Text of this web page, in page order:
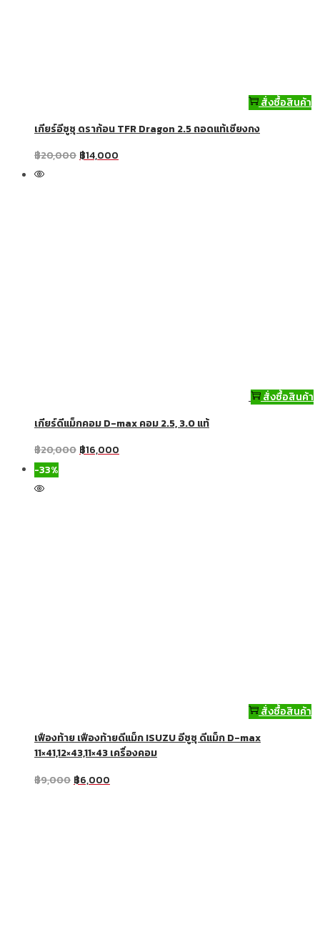
สั่งซื้อสินค้า
เกียร์อีซูซุ ดราก้อน TFR Dragon 2.5 ถอดแท้เซียงกง
฿20,000 ฿14,000
สั่งซื้อสินค้า
เกียร์ดีแม็กคอม D-max คอม 2.5, 3.0 แท้
฿20,000฿16,000
-33%
สั่งซื้อสินค้า
เฟืองท้าย เฟืองท้ายดีแม็ก ISUZU อีซูซุ ดีแม็ก D-max
11×41,12×43,11×43 เครื่องคอม
฿9,000 ฿6,000